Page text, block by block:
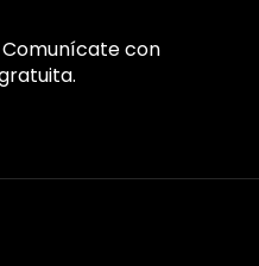
Comunícate con